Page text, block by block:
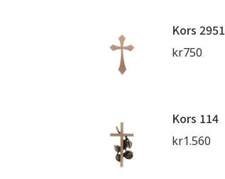
Kors 2951
kr750
Kors 114
kr1.560